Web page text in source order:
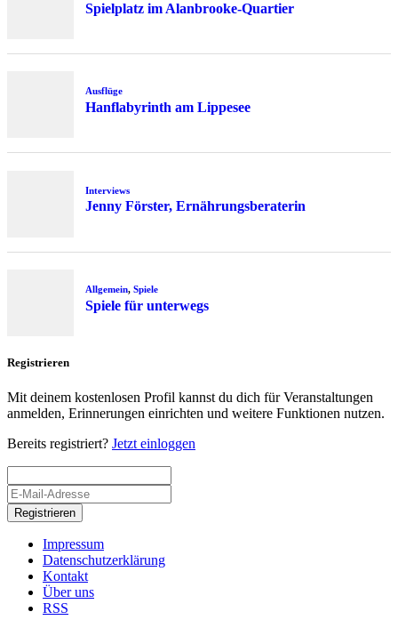
Spielplatz im Alanbrooke-Quartier
Ausflüge
Hanflabyrinth am Lippesee
Interviews
Jenny Förster, Ernährungsberaterin
Allgemein, Spiele
Spiele für unterwegs
Registrieren
Mit deinem kostenlosen Profil kannst du dich für Veranstaltungen
anmelden, Erinnerungen einrichten und weitere Funktionen nutzen.
Bereits registriert? Jetzt einloggen
Registrieren
Impressum
Datenschutzerklärung
Kontakt
Über uns
RSS